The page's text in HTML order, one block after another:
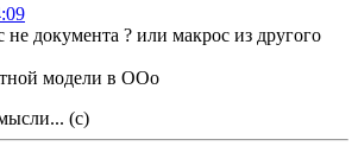
документа ? или макрос из другого
модели в ООо
(с)